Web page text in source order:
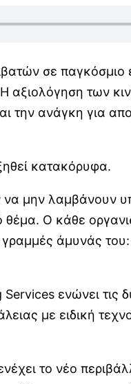
σε παγκόσμιο
αξιολόγηση των
την ανάγκη για
κατακόρυφα.
να μην λαμβάνουν
θέμα. Ο κάθε
άμυνάς του:
ενώνει τις
με ειδική
το νέο